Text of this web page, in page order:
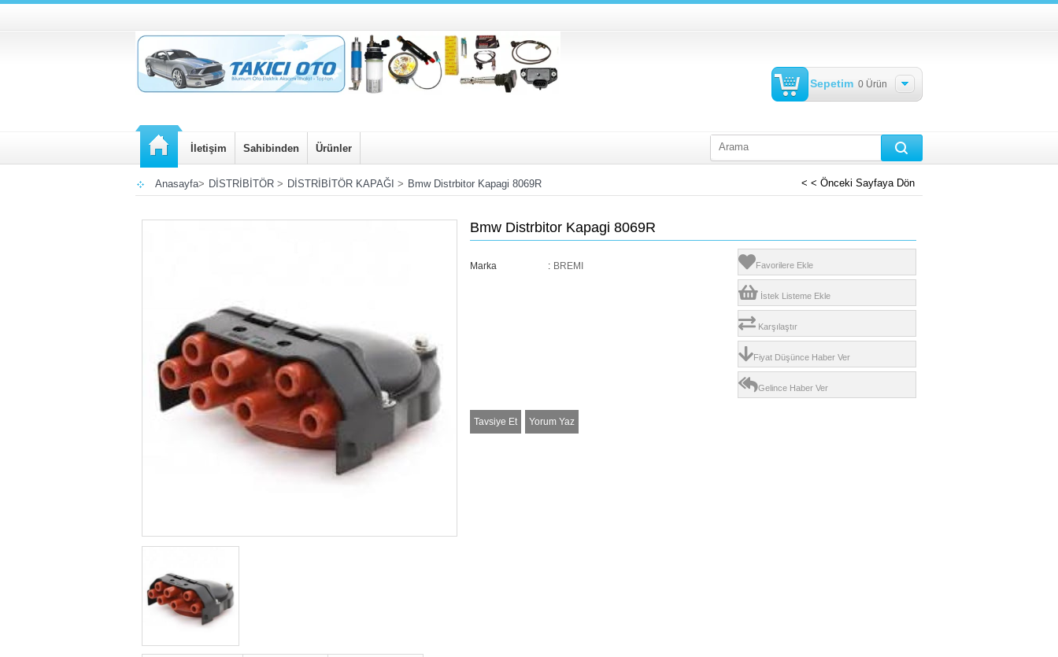
Sepetim 0 Ürün
İletişim Sahibinden Ürünler
Anasayfa> DİSTRİBİTÖR > DİSTRİBİTÖR KAPAĞI > Bmw Distrbitor Kapagi 8069R < < Önceki Sayfaya Dön
Bmw Distrbitor Kapagi 8069R
Marka : BREMI Favorilere Ekle
İstek Listeme Ekle
Karşılaştır
Fiyat Düşünce Haber Ver
Gelince Haber Ver
Tavsiye Et Yorum Yaz